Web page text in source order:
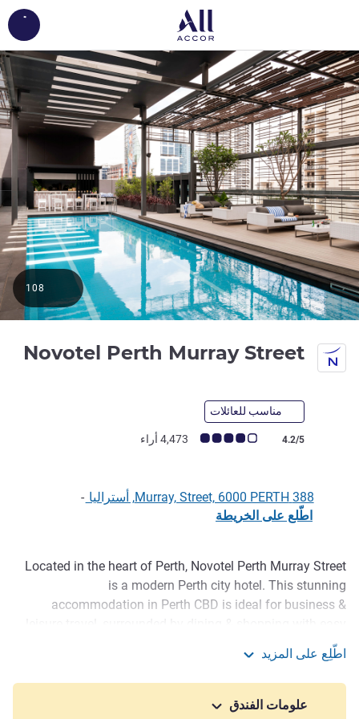
Novotel Perth Murray Street
مناسب للعائلات
ملاحظة أراء العملاء (رأي ALL)
4.2/5 4,473 أراء
108
388 Murray, Street, 6000 PERTH, أستراليا
-
اطّلع على الخريطة
الوصف
Located in the heart of Perth, Novotel Perth Murray Street
is a modern Perth city hotel. This stunning
accommodation in Perth CBD is ideal for business &
access to St George's Terrace and Elizabeth Quay. Discover
small bars or take in a show or sporting event at RAC
Arena. Relax and unwind by the swimming pool, maintain
your fitness goals in the modern gym or indulge in modern
اطّلِع على المزيد
علومات الفندق